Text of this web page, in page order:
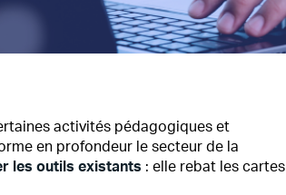
activités pédagogiques et
en profondeur le secteur de la
les outils existants : elle rebat les cartes